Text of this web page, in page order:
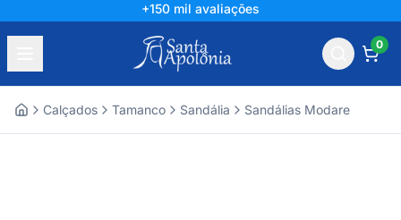
+150 mil avaliações
0
Calçados Tamanco Sandália Sandálias Modare